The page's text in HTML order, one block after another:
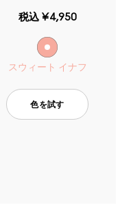
税込 ¥4,950
スウィート イナフ
色を試す